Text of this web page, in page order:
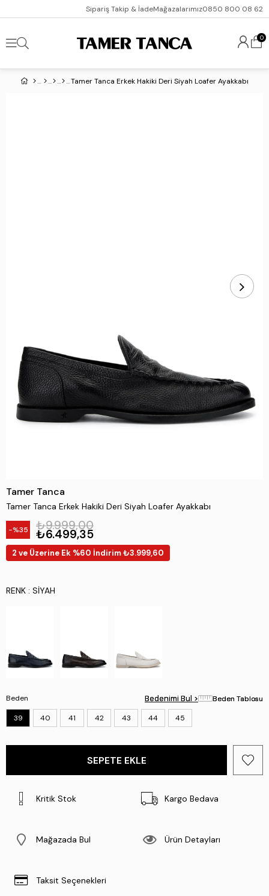
Sipariş Takip & İadeMağazalarımız0850 800 08 62
0
Tamer Tanca Erkek Hakiki Deri Siyah Loafer Ayakkabı
Tamer Tanca
Tamer Tanca Erkek Hakiki Deri Siyah Loafer Ayakkabı
35 ₺9.999,00
₺6.499,35
2 ve Üzerine Ek %60 İndirim ₺3.999,60
RENK : SIYAH
Beden
39 40 41 42 43 44 45
Bedenimi Bul > Beden Tablosu
Bedenimi Bul > Beden Tablosu
Kritik Stok Kargo Bedava
Mağazada Bul Ürün Detayları
Taksit Seçenekleri